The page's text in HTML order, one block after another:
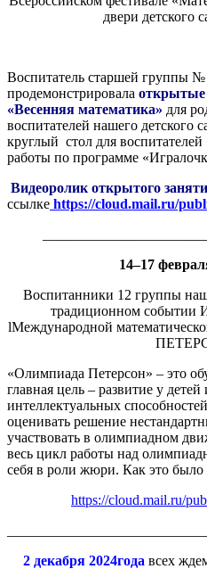
двери детского
Воспитатель старшей группы
продемонстрировала открытые
«Весенняя математика» для
воспитателей нашего детского
круглый стол для
работы по программе
Видеоролик открытого
ссылке https://cloud.mail.ru/
14–17
Воспитанники 12 группы
традиционном событии
lМеждународной
«Олимпиада Петерсон» – это
главная цель – развитие у
интеллектуальных
оценивать решение
участвовать в олимпиадном
весь цикл работы над
себя в роли жюри. Как это
https://cloud.mail.ru/
2 декабря 2024года всех